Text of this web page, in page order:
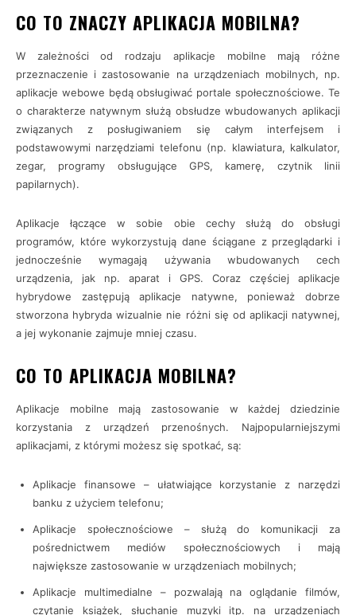
CO TO ZNACZY APLIKACJA MOBILNA?
W zależności od rodzaju aplikacje mobilne mają różne
przeznaczenie i zastosowanie na urządzeniach mobilnych, np.
aplikacje webowe będą obsługiwać portale społecznościowe. Te
o charakterze natywnym służą obsłudze wbudowanych aplikacji
związanych z posługiwaniem się całym interfejsem i
podstawowymi narzędziami telefonu (np. klawiatura, kalkulator,
zegar, programy obsługujące GPS, kamerę, czytnik linii
papilarnych).
Aplikacje łączące w sobie obie cechy służą do obsługi
programów, które wykorzystują dane ściągane z przeglądarki i
jednocześnie wymagają używania wbudowanych cech
urządzenia, jak np. aparat i GPS. Coraz częściej aplikacje
hybrydowe zastępują aplikacje natywne, ponieważ dobrze
stworzona hybryda wizualnie nie różni się od aplikacji natywnej,
a jej wykonanie zajmuje mniej czasu.
CO TO APLIKACJA MOBILNA?
Aplikacje mobilne mają zastosowanie w każdej dziedzinie
korzystania z urządzeń przenośnych. Najpopularniejszymi
aplikacjami, z którymi możesz się spotkać, są:
Aplikacje finansowe – ułatwiające korzystanie z narzędzi
banku z użyciem telefonu;
Aplikacje społecznościowe – służą do komunikacji za
pośrednictwem mediów społecznościowych i mają
największe zastosowanie w urządzeniach mobilnych;
Aplikacje multimedialne – pozwalają na oglądanie filmów,
czytanie książek, słuchanie muzyki itp. na urządzeniach